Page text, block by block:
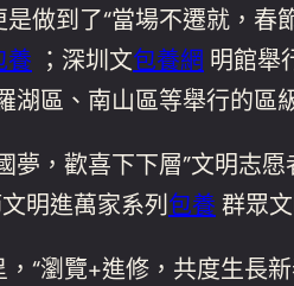
做到了“當場不遷就，春
養 ；深圳文包養網 明館舉
湖區、南山區等舉行的區
，歡喜下下層”文明志
明進萬家系列 包養 群眾
“瀏覽+進修，共度生長